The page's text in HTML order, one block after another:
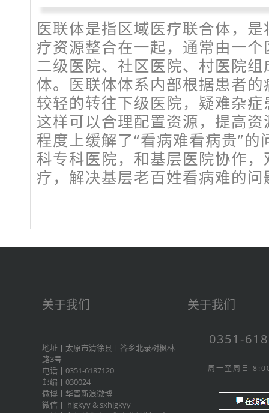
医联体是指区域医疗联合体，
疗资源整合在一起，通常由一
二级医院、社区医院、村医院
体。医联体体系内部根据患者
较轻的转往下级医院，疑难杂
这样可以合理配置资源，提高
程度上缓解了“看病难看病贵”
科专科医院，和基层医院协作
疗，解决基层老百姓看病难的问
关于我们
地址丨太原市清徐县王答乡北录树枫林
路3号
电话丨0351-6187120
邮编丨030024
微博丨 华晋新浪微博
微信丨 hjgkyy & sxhjgkyy
关于我们
0351-
周一至周日